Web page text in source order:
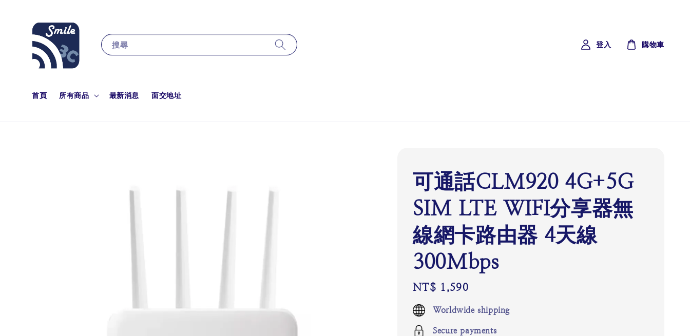
搜尋
首頁 所有商品 最新消息 面交地址
登入 購物車
可通話CLM920 4G+5G
SIM LTE WIFI分享器無
線網卡路由器 4天線
300Mbps
Regular
price
NT$ 1,590
Worldwide shipping
Secure payments